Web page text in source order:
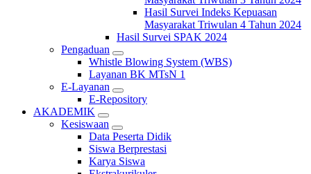
Hasil Survei Indeks Kepuasan
Masyarakat Triwulan 4 Tahun 2024
Hasil Survei SPAK 2024
Pengaduan
Whistle Blowing System (WBS)
Layanan BK MTsN 1
E-Layanan
E-Repository
AKADEMIK
Kesiswaan
Data Peserta Didik
Siswa Berprestasi
Karya Siswa